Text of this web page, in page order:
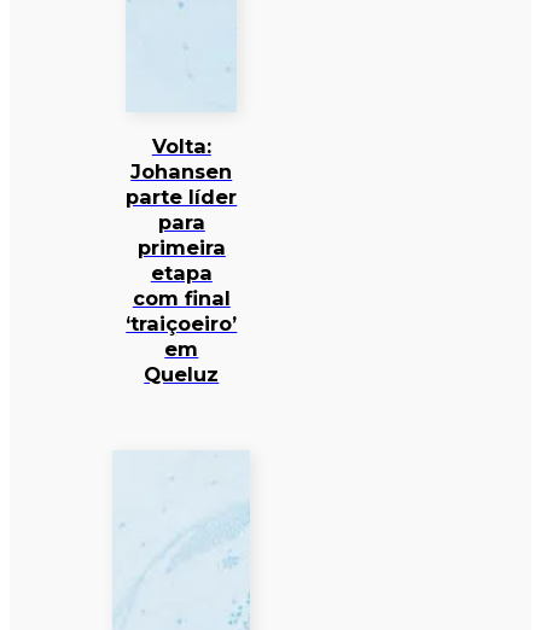
Volta:
Johansen
parte líder
para
primeira
etapa
com final
‘traiçoeiro’
em
Queluz